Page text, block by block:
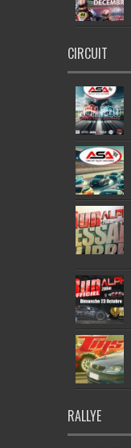
CIRCUIT
RALLYE